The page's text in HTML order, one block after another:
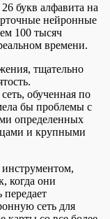
букв алфавита на
нейронные
100 тысяч
времени.
тщательно
обученная по
бы проблемы с
определенных
и крупными
когда они
сеть для